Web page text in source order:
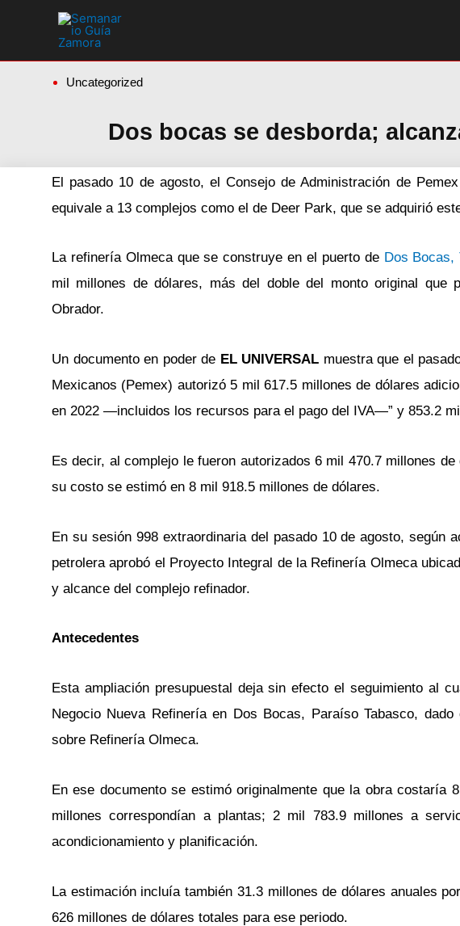
Uncategorized
Dos bocas se desborda;
El pasado 10 de agosto, el Consejo de Administración de
equivale a 13 complejos como el de Deer Park, que se adquirió
La refinería Olmeca que se construye en el puerto de Dos Bocas,
mil millones de dólares, más del doble del monto original que
Obrador.
Un documento en poder de EL UNIVERSAL muestra que el
Mexicanos (Pemex) autorizó 5 mil 617.5 millones de dólares
en 2022 —incluidos los recursos para el pago del IVA—” y 853.2
Es decir, al complejo le fueron autorizados 6 mil 470.7 millones
su costo se estimó en 8 mil 918.5 millones de dólares.
En su sesión 998 extraordinaria del pasado 10 de agosto, según
petrolera aprobó el Proyecto Integral de la Refinería Olmeca
y alcance del complejo refinador.
Antecedentes
Esta ampliación presupuestal deja sin efecto el seguimiento al
Negocio Nueva Refinería en Dos Bocas, Paraíso Tabasco,
sobre Refinería Olmeca.
En ese documento se estimó originalmente que la obra
millones correspondían a plantas; 2 mil 783.9 millones a
acondicionamiento y planificación.
La estimación incluía también 31.3 millones de dólares anuales
626 millones de dólares totales para ese periodo.